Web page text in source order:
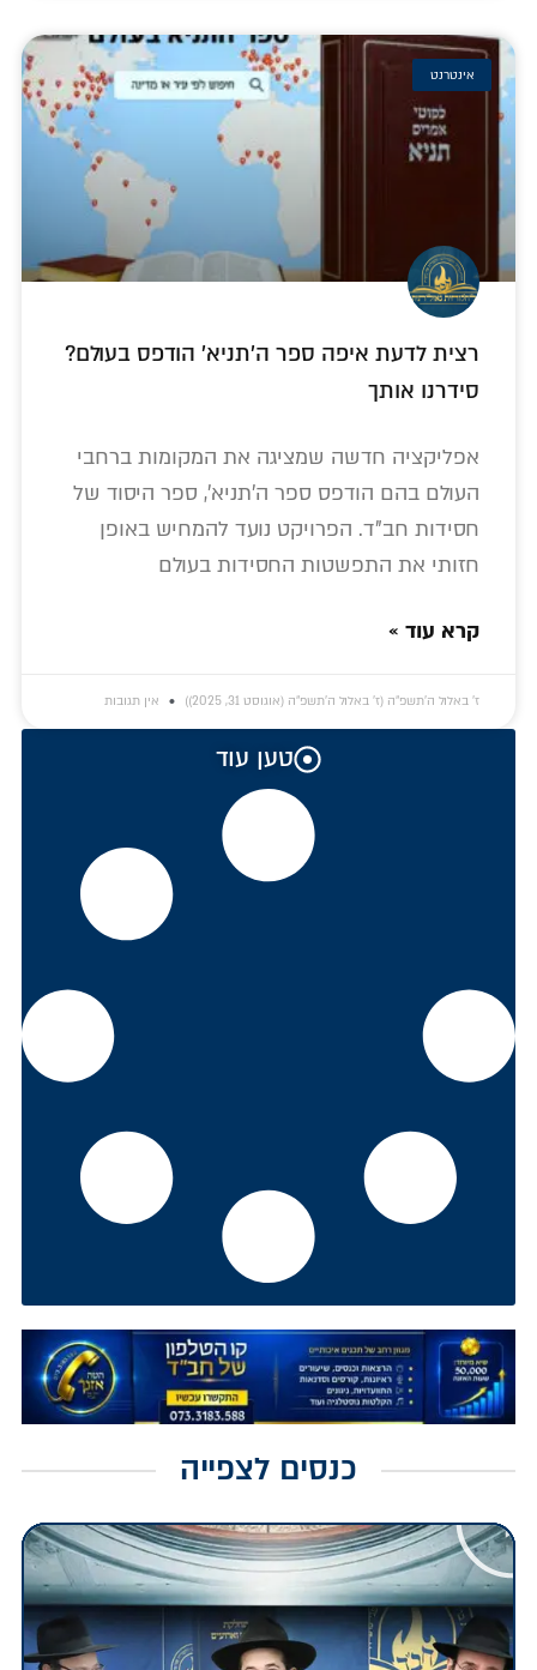
אינטרנט
רצית לדעת איפה ספר ה'תניא' הודפס בעולם?
סידרנו אותך
אפליקציה חדשה שמציגה את המקומות ברחבי
העולם בהם הודפס ספר ה'תניא', ספר היסוד של
חסידות חב"ד. הפרויקט נועד להמחיש באופן
חזותי את התפשטות החסידות בעולם
קרא עוד »
ז׳ באלול ה׳תשפ״ה (ז׳ באלול ה׳תשפ״ה (אוגוסט 31, 2025)) אין תגובות
טען עוד
כנסים לצפייה